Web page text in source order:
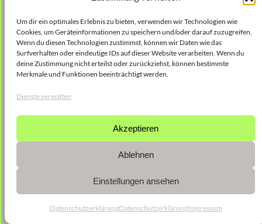
Um dir ein optimales Erlebnis zu bieten, verwenden wir Technologien wie
Cookies, um Geräteinformationen zu speichern und/oder darauf zuzugreifen.
Wenn du diesen Technologien zustimmst, können wir Daten wie das
Surfverhalten oder eindeutige IDs auf dieser Website verarbeiten. Wenn du
deine Zustimmung nicht erteilst oder zurückziehst, können bestimmte
Merkmale und Funktionen beeinträchtigt werden.
Dienste verwalten
Akzeptieren
Ablehnen
Einstellungen ansehen
DatenschutzerklärungDatenschutzerklärungImpressum